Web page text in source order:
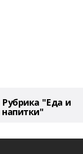
Рубрика "Еда и
напитки"